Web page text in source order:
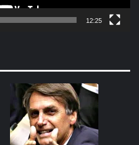
12:25